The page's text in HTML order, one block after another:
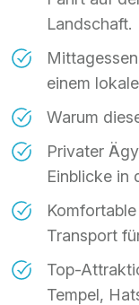
Landschaft.
einem
Warum
Privater
Einblicke in
Transport
Top-
Tempel,